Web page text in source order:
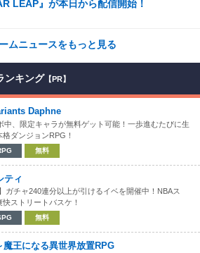
LEAP』が本日から配信開始！
ムニュースをもっと見る
ンキング 【PR】
Daphne
中、限定キャラが無料ゲット可能！一歩進むたびに生
ダンジョンRPG！
無料
ティ
ガチャ240連分以上が引けるイベを開催中！NBAス
ストリートバスケ！
無料
魔王になる異世界放置RPG